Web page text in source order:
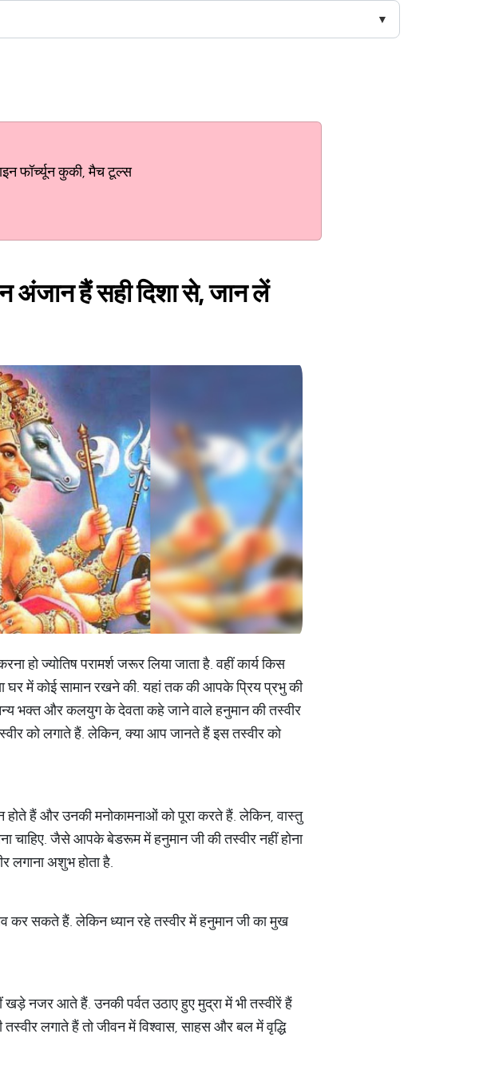
फॉर्च्यून कुकी, मैच टूल्स
अंजान हैं सही दिशा से, जान लें
हो ज्योतिष परामर्श जरूर लिया जाता है. वहीं कार्य किस
घर में कोई सामान रखने की. यहां तक की आपके प्रिय प्रभु की
भक्त और कलयुग के देवता कहे जाने वाले हनुमान की तस्वीर
को लगाते हैं. लेकिन, क्या आप जानते हैं इस तस्वीर को
होते हैं और उनकी मनोकामनाओं को पूरा करते हैं. लेकिन, वास्तु
चाहिए. जैसे आपके बेडरूम में हनुमान जी की तस्वीर नहीं होना
लगाना अशुभ होता है.
कर सकते हैं. लेकिन ध्यान रहे तस्वीर में हनुमान जी का मुख
नजर आते हैं. उनकी पर्वत उठाए हुए मुद्रा में भी तस्वीरें हैं
लगाते हैं तो जीवन में विश्वास, साहस और बल में वृद्धि